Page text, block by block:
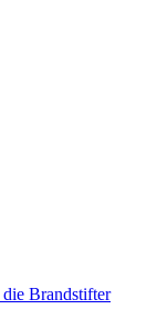
Brandstifter